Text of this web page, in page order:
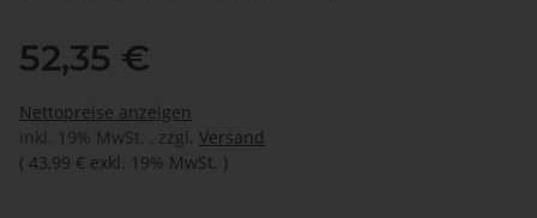
52,35 €
Nettopreise anzeigen
inkl. 19% MwSt. , zzgl. Versand
( 43,99 € exkl. 19% MwSt. )